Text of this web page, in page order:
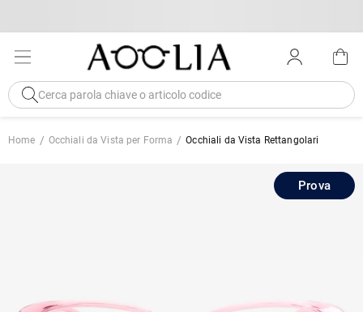
Home Occhiali da Vista per Forma Occhiali da Vista Rettangolari
Prova